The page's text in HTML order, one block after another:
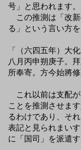
号」と思われます。
この推測は「改新
る」という言い方
「（六四五年）大
八月丙申朔庚子。
所奉寄。方今始將
これ以前は支配が
ことを推測させま
るわけであり、そ
表記と見られまい
に「国司」を派遣